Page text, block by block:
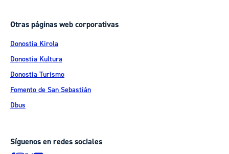
Otras páginas web corporativas
Donostia Kirola
Donostia Kultura
Donostia Turismo
Fomento de San Sebastián
Dbus
Síguenos en redes sociales